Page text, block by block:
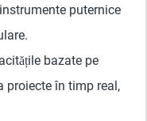
puternice
bazate pe
proiecte în timp real,